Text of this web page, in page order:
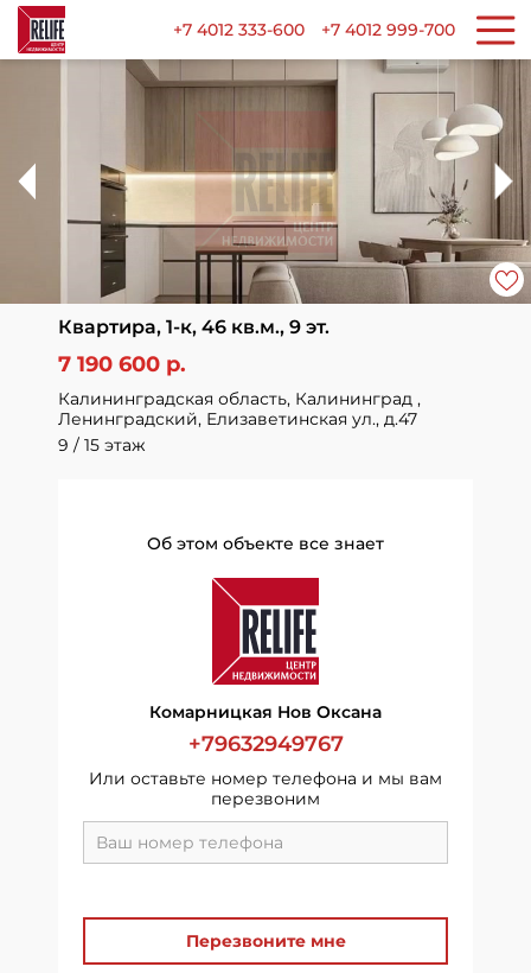
+7 4012 333-600 +7 4012 999-700
Квартира, 1-к, 46 кв.м., 9 эт.
7 190 600 р.
Калининградская область, Калининград ,
Ленинградский, Елизаветинская ул., д.47
9 / 15 этаж
Об этом объекте все знает
Комарницкая Нов Оксана
+79632949767
Или оставьте номер телефона и мы вам
перезвоним
Перезвоните мне